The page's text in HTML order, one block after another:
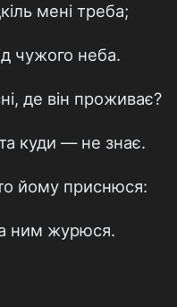
мені треба;
чужого неба.
де він проживає?
куди — не знає.
йому приснюся:
ним журюся.